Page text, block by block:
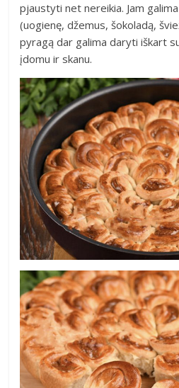
pjaustyti net nereikia. Jam
(uogienę, džemus, šokoladą,
pyragą dar galima daryti iškart
įdomu ir skanu.